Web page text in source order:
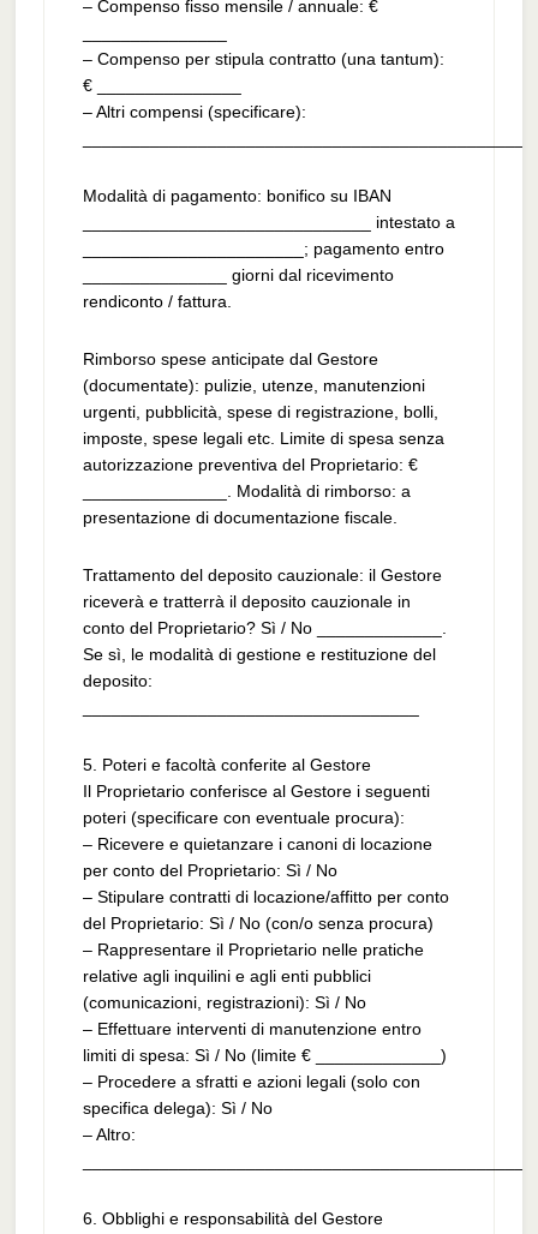
– Compenso fisso mensile / annuale: €
– Compenso per stipula contratto (una tantum):
€ _______________
– Altri compensi (specificare):
Modalità di pagamento: bonifico su IBAN
______________________________ intestato a
_______________________; pagamento entro
_______________ giorni dal ricevimento
rendiconto / fattura.
Rimborso spese anticipate dal Gestore
(documentate): pulizie, utenze, manutenzioni
urgenti, pubblicità, spese di registrazione, bolli,
imposte, spese legali etc. Limite di spesa senza
autorizzazione preventiva del Proprietario: €
_______________. Modalità di rimborso: a
presentazione di documentazione fiscale.
Trattamento del deposito cauzionale: il Gestore
riceverà e tratterrà il deposito cauzionale in
conto del Proprietario? Sì / No _____________.
Se sì, le modalità di gestione e restituzione del
deposito:
5. Poteri e facoltà conferite al Gestore
Il Proprietario conferisce al Gestore i seguenti
poteri (specificare con eventuale procura):
– Ricevere e quietanzare i canoni di locazione
per conto del Proprietario: Sì / No
– Stipulare contratti di locazione/affitto per conto
del Proprietario: Sì / No (con/o senza procura)
– Rappresentare il Proprietario nelle pratiche
relative agli inquilini e agli enti pubblici
(comunicazioni, registrazioni): Sì / No
– Effettuare interventi di manutenzione entro
limiti di spesa: Sì / No (limite € _____________)
– Procedere a sfratti e azioni legali (solo con
specifica delega): Sì / No
– Altro:
6. Obblighi e responsabilità del Gestore